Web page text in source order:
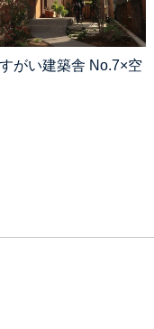
がい建築舎 No.7×空